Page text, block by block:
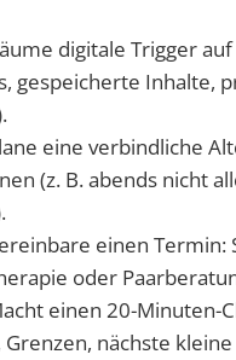
digitale Trigger auf
gespeicherte Inhalte,
eine verbindliche
(z. B. abends nicht
einen Termin:
oder
einen 20-Minuten-
Grenzen, nächste